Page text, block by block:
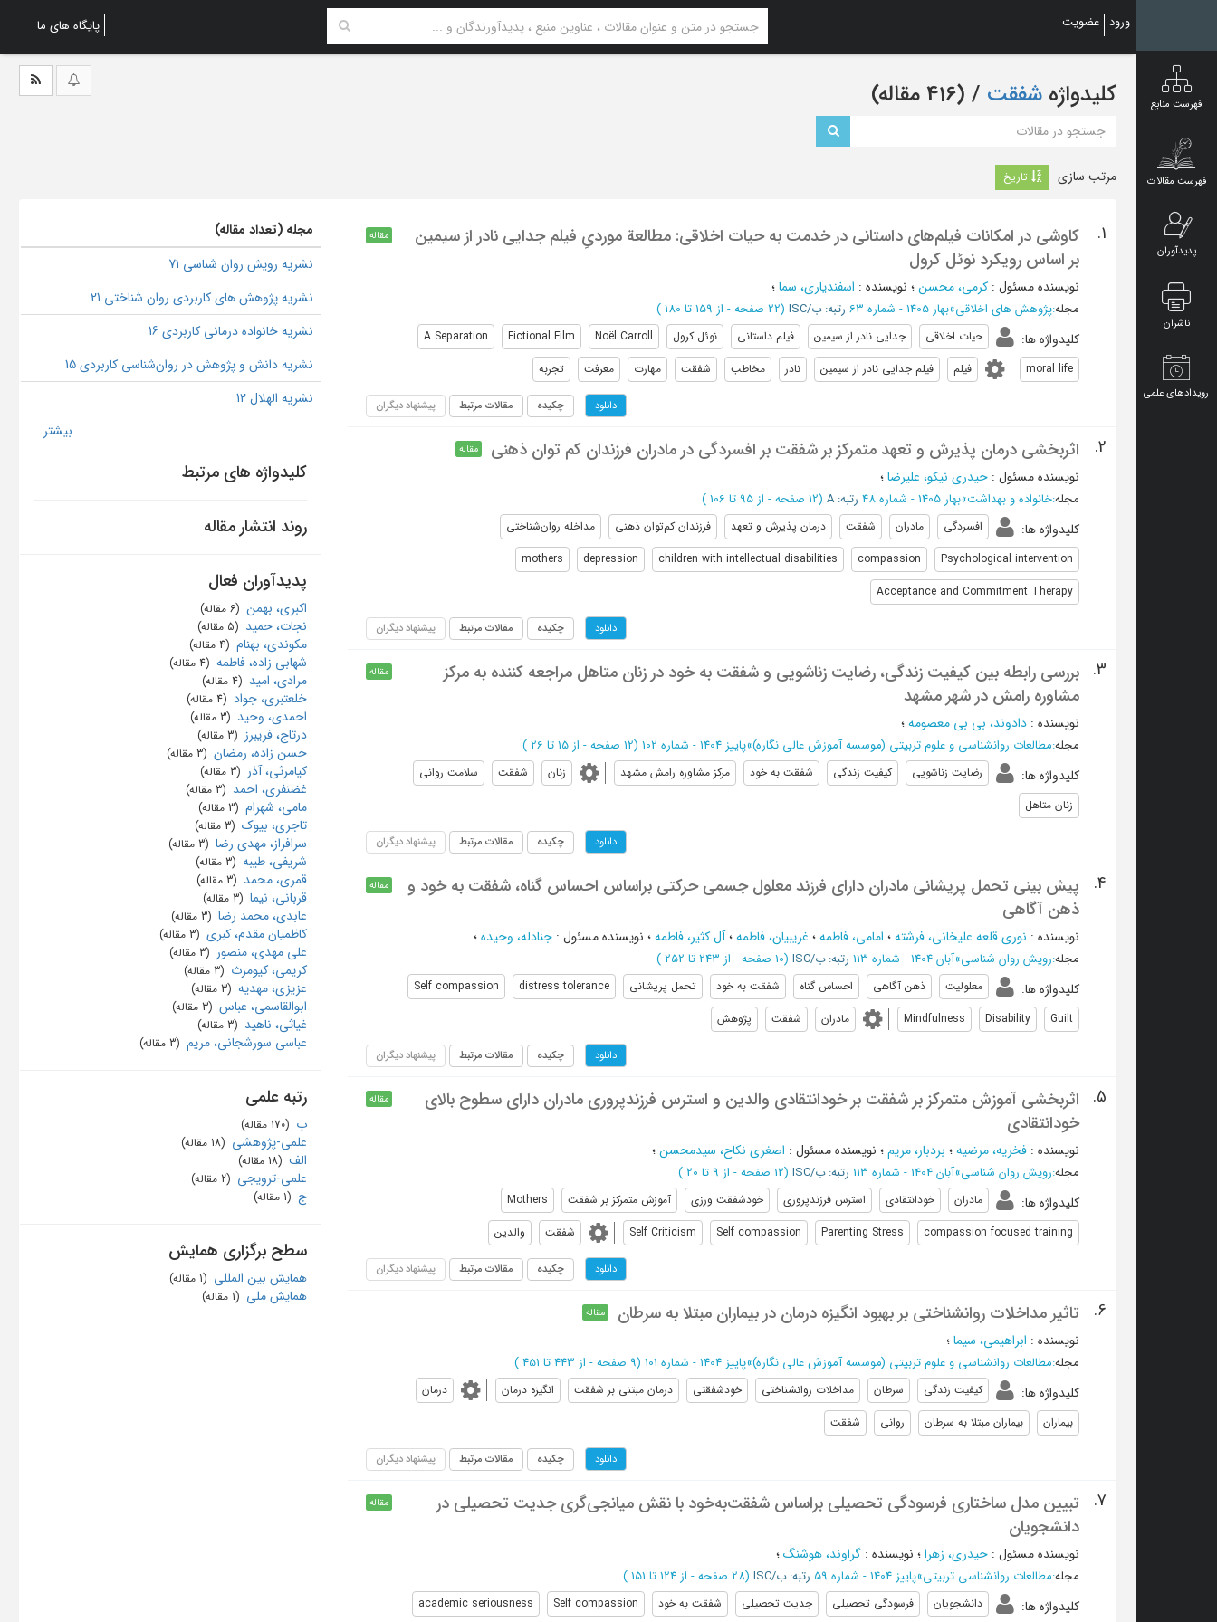
content
ورود عضویت پایگاه های ما
فهرست منابع
فهرست مقالات
پدیدآوران
ناشران
رویدادهای علمی
کلیدواژه شفقت ‏/ (416 مقاله)
مرتب سازی تاریخ
1.
کاوشی در امکانات فیلم‌های داستانی در خدمت به حیات اخلاقی: مطالعة موردیِ فیلم جدایی نادر از سیمین
بر اساس رویکرد نوئل کرول
مقاله
نویسنده مسئول : کرمی، محسن؛ نویسنده : اسفندیاری، سما؛
مجله:پژوهش های اخلاقی»بهار 1405 - شماره 63 رتبه: ب/ISC (‎22 صفحه - از 159 تا 180 )
کلیدواژه ها: حیات اخلاقی جدایی نادر از سیمین فیلم داستانی نوئل کرول Noël Carroll
Fictional Film
A Separation
moral life
فیلم فیلم جدایی نادر از سیمین نادر مخاطب شفقت مهارت معرفت تجربه
دانلود چکیده مقالات مرتبط پیشنهاد دیگران
2. اثربخشی درمان پذیرش و تعهد متمرکز بر شفقت بر افسردگی در مادران فرزندان کم توان ذهنی مقاله
نویسنده مسئول : حیدری نیکو، علیرضا؛
مجله:خانواده و بهداشت»بهار 1405 - شماره 48 رتبه: A (‎12 صفحه - از 95 تا 106 )
کلیدواژه ها: افسردگی مادران شفقت درمان پذیرش و تعهد فرزندان کم‌توان ذهنی
مداخله روان‌شناختی
Psychological intervention
compassion
children with intellectual disabilities
depression
mothers
Acceptance and Commitment Therapy
دانلود چکیده مقالات مرتبط پیشنهاد دیگران
3.
بررسی رابطه بین کیفیت زندگی، رضایت زناشویی و شفقت به خود در زنان متاهل مراجعه کننده به مرکز
مشاوره رامش در شهر مشهد
مقاله
نویسنده : دادوند، بي بي معصومه؛
مجله:مطالعات روانشناسی و علوم تربیتی (موسسه آموزش عالی نگاره)»پاییز 1404 - شماره 102 (‎12 صفحه - از 15 تا 26 )
کلیدواژه ها: رضایت زناشویی کیفیت زندگی شفقت به خود مرکز مشاوره رامش مشهد زنان شفقت
سلامت روانی
زنان متاهل
دانلود چکیده مقالات مرتبط پیشنهاد دیگران
4.
پیش بینی تحمل پریشانی مادران دارای فرزند معلول جسمی حرکتی براساس احساس گناه، شفقت به خود و
ذهن آگاهی
مقاله
نویسنده : نوری قلعه علیخانی، فرشته؛ امامی، فاطمه؛ غریبیان، فاطمه؛آل کثیر، فاطمه؛ نویسنده مسئول : جنادله، وحیده؛
مجله:رویش روان شناسی»آبان 1404 - شماره 113 رتبه: ب/ISC (‎10 صفحه - از 243 تا 252 )
کلیدواژه ها: معلولیت ذهن آگاهی احساس گناه شفقت به خود تحمل پریشانی distress tolerance
Self compassion
Guilt
Disability
Mindfulness مادران شفقت پژوهش
دانلود چکیده مقالات مرتبط پیشنهاد دیگران
5.
اثربخشی آموزش متمرکز بر شفقت بر خودانتقادی والدین و استرس فرزندپروری مادران دارای سطوح بالای
خودانتقادی
مقاله
نویسنده : فخریه، مرضیه؛ بردبار، مریم؛ نویسنده مسئول : اصغری نکاح، سیدمحسن؛
مجله:رویش روان شناسی»آبان 1404 - شماره 113 رتبه: ب/ISC (‎12 صفحه - از 9 تا 20 )
کلیدواژه ها: مادران خودانتقادی استرس فرزندپروری خودشفقت ورزی آموزش متمرکز بر شفقت
Mothers
compassion focused training
Parenting Stress
Self compassion
Self Criticism شفقت والدین
دانلود چکیده مقالات مرتبط پیشنهاد دیگران
6. تاثیر مداخلات روانشناختی بر بهبود انگیزه درمان در بیماران مبتلا به سرطان مقاله
نویسنده : ابراهيمي، سيما؛
مجله:مطالعات روانشناسی و علوم تربیتی (موسسه آموزش عالی نگاره)»پاییز 1404 - شماره 101 (‎9 صفحه - از 443 تا 451 )
کلیدواژه ها: کیفیت زندگی سرطان مداخلات روانشناختی خودشفقتی درمان مبتنی بر شفقت انگیزه درمان
درمان
بیماران
بیماران مبتلا به سرطان روانی شفقت
دانلود چکیده مقالات مرتبط پیشنهاد دیگران
7.
تبیین مدل ساختاری فرسودگی تحصیلی براساس شفقت‌به‌خود با نقش میانجی‌گری جدیت تحصیلی در
دانشجویان
مقاله
نویسنده مسئول : حیدری، زهرا؛ نویسنده : گراوند، هوشنگ؛
مجله:مطالعات روانشناسی تربیتی»پاییز 1404 - شماره 59 رتبه: ب/ISC (‎28 صفحه - از 124 تا 151 )
کلیدواژه ها: دانشجویان فرسودگی تحصیلی جدیت تحصیلی شفقت به خود Self compassion
academic seriousness
مجله (تعداد مقاله)
نشریه رویش روان شناسی 71
نشریه پژوهش های کاربردی روان شناختی 21
نشریه خانواده درمانی کاربردی 16
نشریه دانش و پژوهش در روان‌شناسی کاربردی 15
نشریه الهلال 12
کلیدواژه های مرتبط
روند انتشار مقاله
پدیدآوران فعال
اکبری، بهمن ‏ (6 مقاله)
نجات، حمید ‏ (5 مقاله)
مکوندی، بهنام ‏ (4 مقاله)
شهابی زاده، فاطمه ‏ (4 مقاله)
مرادی، امید ‏ (4 مقاله)
خلعتبری، جواد ‏ (4 مقاله)
احمدی، وحید ‏ (3 مقاله)
درتاج، فریبرز ‏ (3 مقاله)
حسن زاده، رمضان ‏ (3 مقاله)
کیامرثی، آذر ‏ (3 مقاله)
غضنفری، احمد ‏ (3 مقاله)
مامی، شهرام ‏ (3 مقاله)
تاجری، بیوک ‏ (3 مقاله)
سرافراز، مهدی رضا ‏ (3 مقاله)
شریفی، طیبه ‏ (3 مقاله)
قمری، محمد ‏ (3 مقاله)
قربانی، نیما ‏ (3 مقاله)
عابدی، محمد رضا ‏ (3 مقاله)
کاظمیان مقدم، کبری ‏ (3 مقاله)
علی مهدی، منصور ‏ (3 مقاله)
کریمی، کیومرث ‏ (3 مقاله)
عزیزی، مهدیه ‏ (3 مقاله)
ابوالقاسمی، عباس ‏ (3 مقاله)
غیاثی، ناهید ‏ (3 مقاله)
عباسی سورشجانی، مریم ‏ (3 مقاله)
رتبه علمی
ب ‏ (170 مقاله)
علمی-پژوهشی ‏ (18 مقاله)
الف ‏ (18 مقاله)
علمی-ترویجی ‏ (2 مقاله)
ج ‏ (1 مقاله)
سطح برگزاری همایش
همایش بین المللی ‏ (1 مقاله)
همایش ملی ‏ (1 مقاله)